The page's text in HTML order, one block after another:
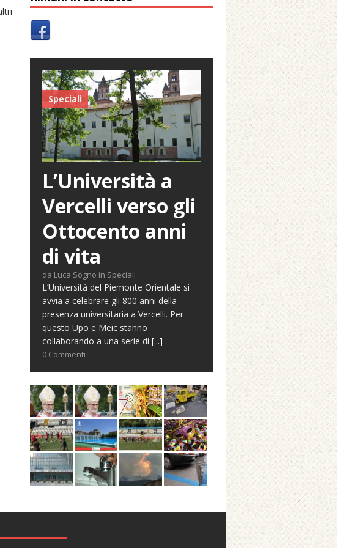
Speciali
L’Università a
Vercelli verso gli
Ottocento anni
di vita
da Luca Sogno in Speciali
L’Università del Piemonte Orientale si
avvia a celebrare gli 800 anni della
presenza universitaria a Vercelli. Per
questo Upo e Meic stanno
collaborando a una serie di [...]
0 Commenti